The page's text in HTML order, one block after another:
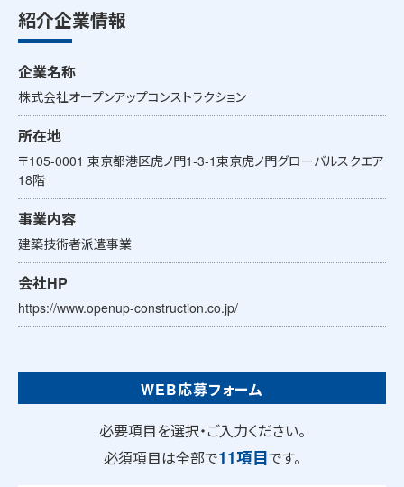
紹介企業情報
企業名称
株式会社オープンアップコンストラクション
所在地
〒105-0001 東京都港区虎ノ門1-3-1東京虎ノ門グローバルスクエア
18階
事業内容
建築技術者派遣事業
会社HP
https://www.openup-construction.co.jp/
WEB応募フォーム
必要項目を選択・ご入力ください。
必須項目は全部で11項目です。